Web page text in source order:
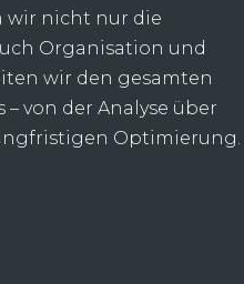
wir nicht nur die
Organisation und
wir den gesamten
von der Analyse über
Optimierung.